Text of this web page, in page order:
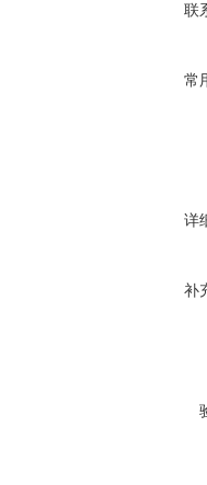
联
常
详
补